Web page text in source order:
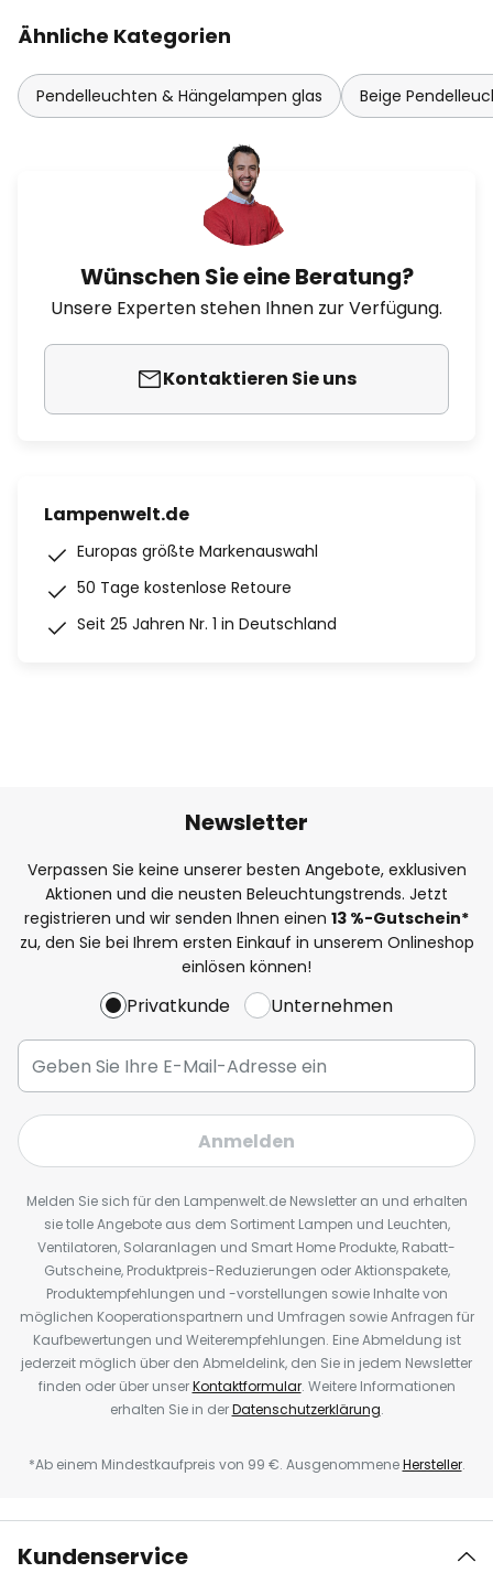
Ähnliche Kategorien
Pendelleuchten & Hängelampen glas Beige
Wünschen Sie eine Beratung?
Unsere Experten stehen Ihnen zur Verfügung.
Kontaktieren Sie uns
Lampenwelt.de
Europas größte Markenauswahl
50 Tage kostenlose Retoure
Seit 25 Jahren Nr. 1 in Deutschland
Newsletter
Verpassen Sie keine unserer besten Angebote, exklusiven
Aktionen und die neusten Beleuchtungstrends. Jetzt
registrieren und wir senden Ihnen einen 13 %-Gutschein*
zu, den Sie bei Ihrem ersten Einkauf in unserem Onlineshop
einlösen können!
Privatkunde Unternehmen
Anmelden
Melden Sie sich für den Lampenwelt.de Newsletter an und erhalten
sie tolle Angebote aus dem Sortiment Lampen und Leuchten,
Ventilatoren, Solaranlagen und Smart Home Produkte, Rabatt-
Gutscheine, Produktpreis-Reduzierungen oder Aktionspakete,
Produktempfehlungen und -vorstellungen sowie Inhalte von
möglichen Kooperationspartnern und Umfragen sowie Anfragen für
Kaufbewertungen und Weiterempfehlungen. Eine Abmeldung ist
jederzeit möglich über den Abmeldelink, den Sie in jedem Newsletter
finden oder über unserKontaktformular. Weitere Informationen
erhalten Sie in derDatenschutzerklärung.
*Ab einem Mindestkaufpreis von 99 €. AusgenommeneHersteller.
Kundenservice